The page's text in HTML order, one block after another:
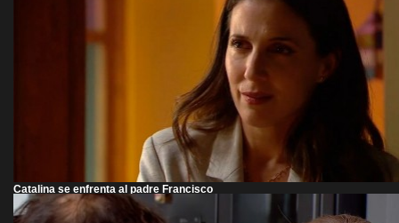
Catalina se enfrenta al padre Francisco